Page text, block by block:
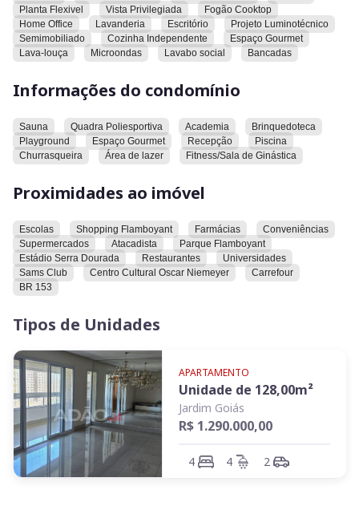
* Ar-condicionado em duas suítes e na sala
* 2 vagas de garagem paralelas + escaninho
Condomínio clube completo:
* Piscina adulto aquecida
* Academia equipada
* Salão de festas, brinquedoteca e playground
* Quadra esportiva e salão de jogos
* Portaria 24h e sistema de segurança
Localização estratégica:
* Próximo ao Shopping Flamboyant, Carrefour, Oba Hortifruti,
escolas e academias
* Acesso fácil à BR-153, Avenida E, e setor Marista
Planta Flexivel
Vista Privilegiada
Fogão Cooktop
Home Office
Lavanderia Escritório
Projeto Luminotécnico
Semimobiliado
Cozinha Independente
Espaço Gourmet
Lava-louça
Microondas Lavabo social Bancadas
Informações do condomínio
Sauna Quadra Poliesportiva Academia
Brinquedoteca
Playground
Espaço Gourmet Recepção
Piscina
Churrasqueira
Área de lazer Fitness/Sala de Ginástica
Proximidades ao imóvel
Escolas Shopping Flamboyant Farmácias
Conveniências
Supermercados
Atacadista
Parque Flamboyant
Estádio Serra Dourada
Restaurantes
Universidades
Sams Club
Centro Cultural Oscar Niemeyer
Carrefour
BR 153
Tipos de Unidades
APARTAMENTO
Unidade de 128,00m²
Jardim Goiás
R$ 1.290.000,00
4 4 2